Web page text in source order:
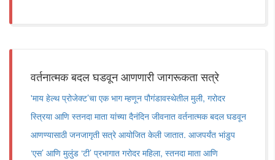
वर्तनात्मक बदल घडवून आणणारी जागरूकता सत्रे
'माय हेल्थ प्रोजेक्ट’चा एक भाग म्हणून पौगंडावस्थेतील मुली, गरोदर
स्त्रिया आणि स्तनदा माता यांच्या दैनंदिन जीवनात वर्तनात्मक बदल घडवून
आणण्यासाठी जनजागृती सत्रे आयोजित केली जातात. आजपर्यंत भांडुप
‘एस’ आणि मुलुंड ‘टी’ प्रभागात गरोदर महिला, स्तनदा माता आणि